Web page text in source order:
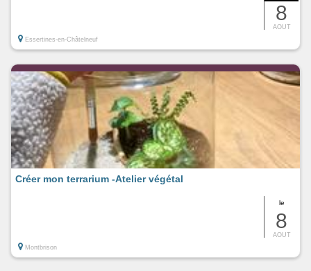
8
AOUT
Essertines-en-Châtelneuf
le
8
AOUT
Créer mon terrarium -Atelier végétal
Montbrison